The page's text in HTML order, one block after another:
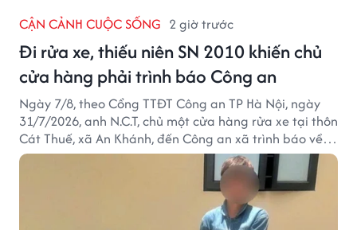
CẬN CẢNH CUỘC SỐNG 2 giờ trước
Đi rửa xe, thiếu niên SN 2010 khiến chủ
cửa hàng phải trình báo Công an
Ngày 7/8, theo Cổng TTĐT Công an TP Hà Nội, ngày
31/7/2026, anh N.C.T, chủ một cửa hàng rửa xe tại thôn
Cát Thuế, xã An Khánh, đến Công an xã trình báo về
việc bị mất trộm chiếc xe máy Honda Wave. Trong cốp
xe còn có nhiều giấy tờ cá nhân và khoảng 1,2 triệu